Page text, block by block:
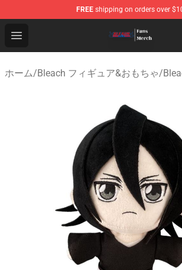
FREE shipping on orders over
Open menu
Bleach Store - Official Bleach
ホーム/Bleach フィギュア&おもちゃ/